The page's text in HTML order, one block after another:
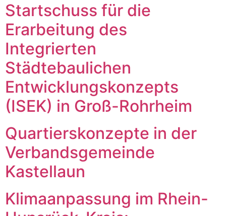
Startschuss für die
Erarbeitung des
Integrierten
Städtebaulichen
Entwicklungskonzepts
(ISEK) in Groß-Rohrheim
Quartierskonzepte in der
Verbandsgemeinde
Kastellaun
Klimaanpassung im Rhein-